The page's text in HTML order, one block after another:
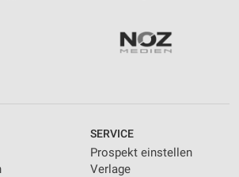
SERVICE
Prospekt einstellen
Verlage